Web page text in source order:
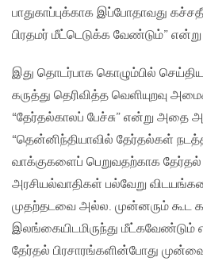
பாதுகாப்புக்காக இப்போதாவது
பிரதமர் மீட்டெடுக்க வேண்டும்” என்று
இது தொடர்பாக கொழும்பில்
கருத்து தெரிவித்த வெளியுறவு
“தேர்தல்காலப் பேச்சு” என்று அதை
“தென்னிந்தியாவில் தேர்தல்கள்
வாக்குகளைப் பெறுவதற்காக
அரசியல்வாதிகள் பல்வேறு
முதற்தடவை அல்ல. முன்னரும் கூட
இலங்கையிடமிருந்து
தேர்தல் பிரசாரங்களின்போது